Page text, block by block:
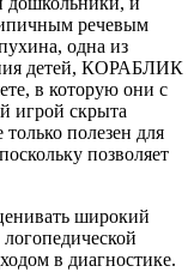
речевым
одна из
детей, КОРАБЛИК
в которую они с
игрой скрыта
только полезен для
позволяет
широкий
в диагностике.